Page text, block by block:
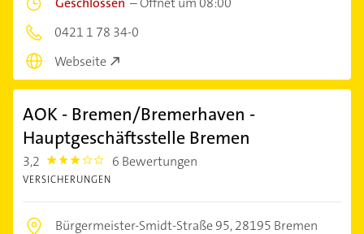
0421 1 78 34-0
Webseite
AOK - Bremen/Bremerhaven -
Hauptgeschäftsstelle Bremen
3,2 3.2 6 Bewertungen
VERSICHERUNGEN
Bürgermeister-Smidt-Straße 95,28195 Bremen